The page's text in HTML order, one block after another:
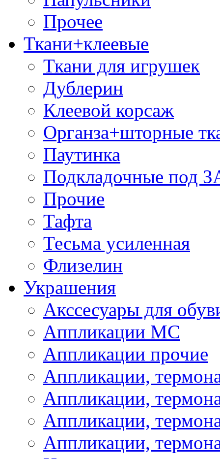
Прочее
Ткани+клеевые
Ткани для игрушек
Дублерин
Клеевой корсаж
Органза+шторные
Паутинка
Подкладочные под
Прочие
Тафта
Тесьма усиленная
Флизелин
Украшения
Акссесуары для
Аппликации МС
Аппликации прочие
Аппликации,
Аппликации,
Аппликации,
Аппликации,